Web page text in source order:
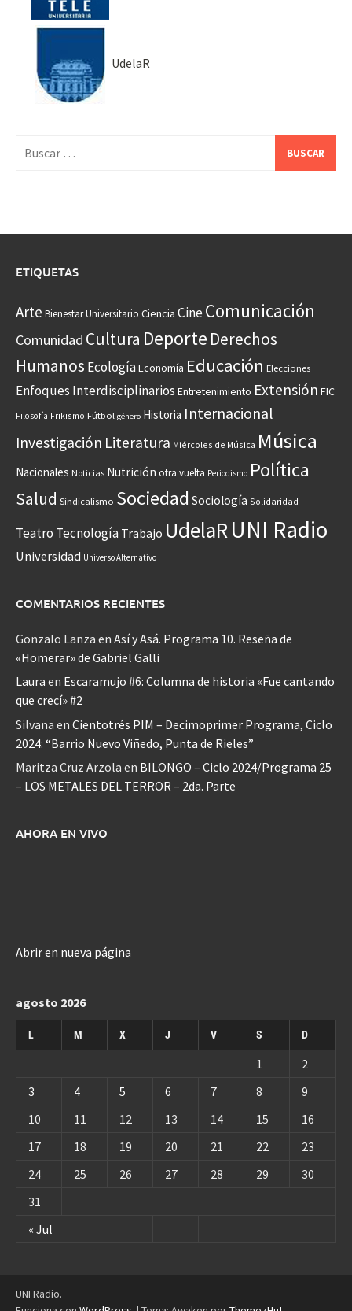
UdelaR
ETIQUETAS
Arte Bienestar Universitario Ciencia CineComunicación
Comunidad Cultura Deporte Derechos
Humanos EcologíaEconomía Educación Elecciones
Enfoques Interdisciplinarios Entretenimiento Extensión FIC
Filosofía Frikismo Fútbol género Historia Internacional
Investigación Literatura Miércoles de Música Música
Nacionales Noticias Nutrición otra vuelta Periodismo Política
Salud Sindicalismo Sociedad Sociología Solidaridad
Teatro Tecnología Trabajo UdelaR UNI Radio
Universidad Universo Alternativo
COMENTARIOS RECIENTES
Gonzalo Lanza en Así y Asá. Programa 10. Reseña de
«Homerar» de Gabriel Galli
Laura en Escaramujo #6: Columna de historia «Fue cantando
que crecí» #2
Silvana en Cientotrés PIM – Decimoprimer Programa, Ciclo
2024: “Barrio Nuevo Viñedo, Punta de Rieles”
Maritza Cruz Arzola en BILONGO – Ciclo 2024/Programa 25
– LOS METALES DEL TERROR – 2da. Parte
AHORA EN VIVO
Abrir en nueva página
agosto 2026
L M X J V S D
« Jul
1
2
3
4 5 6 7 8
9
10
11 12 13 14 15
16
17
18 19 20 21 22
23
24
25 26 27 28 29
30
31
UNI Radio.